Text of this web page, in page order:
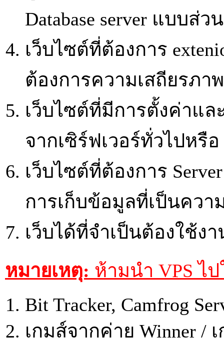
Database server แบบส่
เว็บไซต์ที่ต้องการ
ต้องการความเสถียรภา
เว็บไซต์ที่มีการตั้งค่าแล
จากเซิร์ฟเวอร์ทั่วไปหรือ
เว็บไซต์ที่ต้องการ
การเก็บข้อมูลที่เป็นควา
เว็บได้ที่จำเป็นต้องใช้งา
หมายเหตุ: ห้ามนำ VPS ไ
Bit Tracker, Camfrog
เกมส์จากค่าย Winner /